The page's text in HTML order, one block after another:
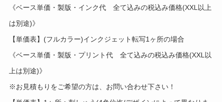
《ベース単価・製版・インク代 全て込みの税込み価格(XXL以上
は別途)》
【単価表】(フルカラー)インクジェット転写1ヶ所の場合
《ベース単価・製版・プリント代 全て込みの税込み価格(XXL以
上は別途)》
※お見積もりをご希望の方は、お問い合わせ下さい！